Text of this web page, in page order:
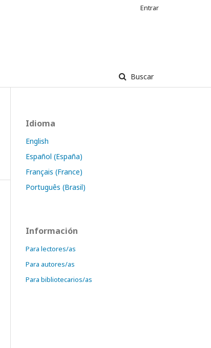
Buscar
Entrar
Idioma
English
Español (España)
Français (France)
Português (Brasil)
Información
Para lectores/as
Para autores/as
Para bibliotecarios/as